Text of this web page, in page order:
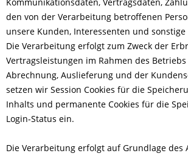
den von der Verarbeitung betroffenen
unsere Kunden, Interessenten und
Die Verarbeitung erfolgt zum Zweck der
Vertragsleistungen im Rahmen des
Abrechnung, Auslieferung und der
setzen wir Session Cookies für die
Inhalts und permanente Cookies für die
Login-Status ein.
Die Verarbeitung erfolgt auf Grundlage des